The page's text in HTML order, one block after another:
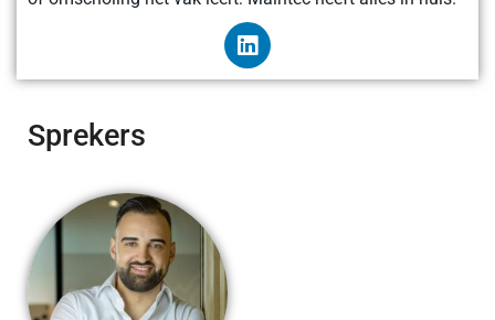
Sprekers